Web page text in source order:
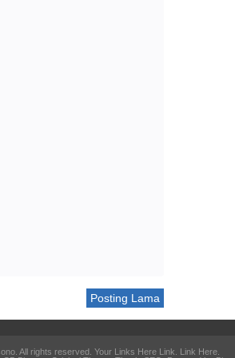
Posting Lama
. All rights reserved. Your Links Here Link Link Here